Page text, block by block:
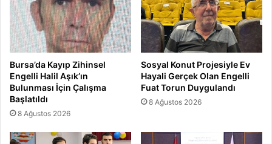
Bursa’da Kayıp Zihinsel
Engelli Halil Aşık’ın
Bulunması İçin Çalışma
Başlatıldı
8 Ağustos 2026
Sosyal Konut Projesiyle Ev
Hayali Gerçek Olan Engelli
Fuat Torun Duygulandı
8 Ağustos 2026